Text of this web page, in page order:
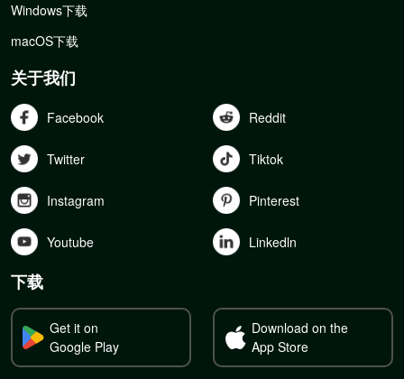
Windows下载
macOS下载
关于我们
Facebook Reddit
Twitter Tiktok
Instagram Pinterest
Youtube Linkedln
下载
Get it on
Google Play
Download on the
App Store